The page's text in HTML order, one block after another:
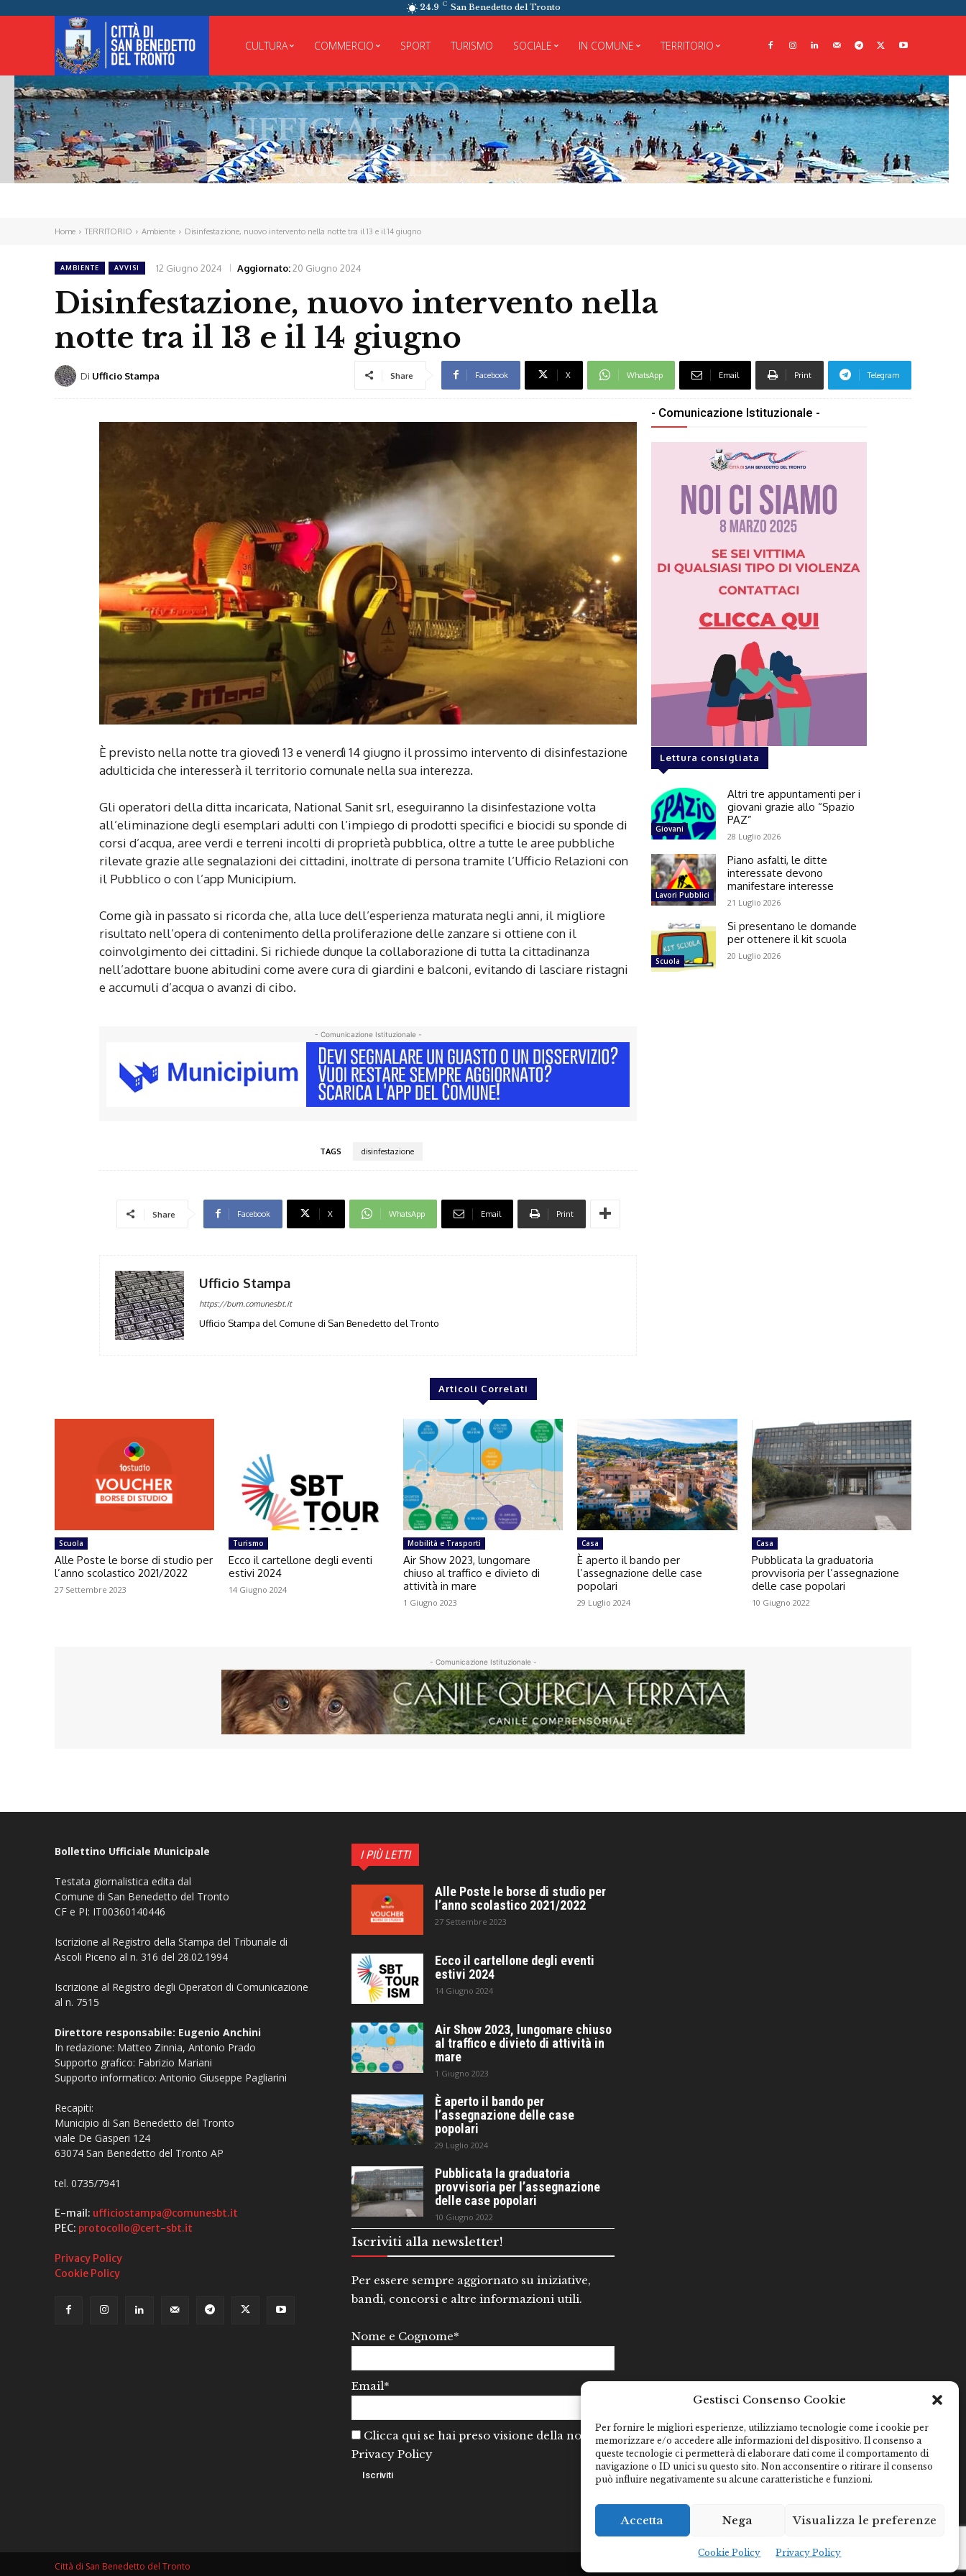
Gestisci Consenso Cookie
Per fornire le migliori esperienze, utilizziamo tecnologie come i cookie per
memorizzare e/o accedere alle informazioni del dispositivo. Il consenso a
queste tecnologie ci permetterà di elaborare dati come il comportamento di
navigazione o ID unici su questo sito. Non acconsentire o ritirare il consenso
può influire negativamente su alcune caratteristiche e funzioni.
Accetta Nega Visualizza le preferenze
Cookie Policy Privacy Policy
24.9 C San Benedetto del Tronto
CULTURA COMMERCIO SPORT TURISMO SOCIALE IN COMUNE TERRITORIO
BOLLETTINO
UFFICIALE
MUNICIPALE
Home TERRITORIO Ambiente Disinfestazione, nuovo intervento nella notte tra il 13 e il 14 giugno
AMBIENTE AVVISI 12 Giugno 2024 Aggiornato:20 Giugno 2024
Disinfestazione, nuovo intervento nella
notte tra il 13 e il 14 giugno
Di Ufficio Stampa Share Facebook X WhatsApp Email Print Telegram
È previsto nella notte tra giovedì 13 e venerdì 14 giugno il prossimo intervento di disinfestazione
adulticida che interesserà il territorio comunale nella sua interezza.
Gli operatori della ditta incaricata, National Sanit srl, eseguiranno la disinfestazione volta
all’eliminazione degli esemplari adulti con l’impiego di prodotti specifici e biocidi su sponde di
corsi d’acqua, aree verdi e terreni incolti di proprietà pubblica, oltre a tutte le aree pubbliche
rilevate grazie alle segnalazioni dei cittadini, inoltrate di persona tramite l’Ufficio Relazioni con
il Pubblico o con l’app Municipium.
Come già in passato si ricorda che, alla luce dell’esperienza maturata negli anni, il migliore
risultato nell’opera di contenimento della proliferazione delle zanzare si ottiene con il
coinvolgimento dei cittadini. Si richiede dunque la collaborazione di tutta la cittadinanza
nell’adottare buone abitudini come avere cura di giardini e balconi, evitando di lasciare ristagni
e accumuli d’acqua o avanzi di cibo.
- Comunicazione Istituzionale -
TAGS disinfestazione
Share Facebook X WhatsApp Email Print
Ufficio Stampa
https://bum.comunesbt.it
Ufficio Stampa del Comune di San Benedetto del Tronto
- Comunicazione Istituzionale -
Lettura consigliata
Giovani
Altri tre appuntamenti per i
giovani grazie allo “Spazio
PAZ”
28 Luglio 2026
Lavori Pubblici
Piano asfalti, le ditte
interessate devono
manifestare interesse
21 Luglio 2026
Scuola
Si presentano le domande
per ottenere il kit scuola
20 Luglio 2026
Articoli Correlati
Scuola
Alle Poste le borse di studio per
l’anno scolastico 2021/2022
27 Settembre 2023
Turismo
Ecco il cartellone degli eventi
estivi 2024
14 Giugno 2024
Mobilità e Trasporti
Air Show 2023, lungomare
chiuso al traffico e divieto di
attività in mare
1 Giugno 2023
Casa
È aperto il bando per
l’assegnazione delle case
popolari
29 Luglio 2024
Casa
Pubblicata la graduatoria
provvisoria per l’assegnazione
delle case popolari
10 Giugno 2022
- Comunicazione Istituzionale -
Bollettino Ufficiale Municipale
Testata giornalistica edita dal
Comune di San Benedetto del Tronto
CF e PI: IT00360140446
Iscrizione al Registro della Stampa del Tribunale di
Ascoli Piceno al n. 316 del 28.02.1994
Iscrizione al Registro degli Operatori di Comunicazione
al n. 7515
Direttore responsabile: Eugenio Anchini
In redazione: Matteo Zinnia, Antonio Prado
Supporto grafico: Fabrizio Mariani
Supporto informatico: Antonio Giuseppe Pagliarini
Recapiti:
Municipio di San Benedetto del Tronto
viale De Gasperi 124
63074 San Benedetto del Tronto AP
tel. 0735/7941
E-mail: ufficiostampa@comunesbt.it
PEC: protocollo@cert-sbt.it
Privacy Policy
Cookie Policy
I PIÙ LETTI
Alle Poste le borse di studio per
l’anno scolastico 2021/2022
27 Settembre 2023
Ecco il cartellone degli eventi
estivi 2024
14 Giugno 2024
Air Show 2023, lungomare chiuso
al traffico e divieto di attività in
mare
1 Giugno 2023
È aperto il bando per
l’assegnazione delle case
popolari
29 Luglio 2024
Pubblicata la graduatoria
provvisoria per l’assegnazione
delle case popolari
10 Giugno 2022
Iscriviti alla newsletter!
Per essere sempre aggiornato su iniziative,
bandi, concorsi e altre informazioni utili.
Nome e Cognome*
Email*
Clicca qui se hai preso visione della nostra
Privacy Policy
Città di San Benedetto del Tronto